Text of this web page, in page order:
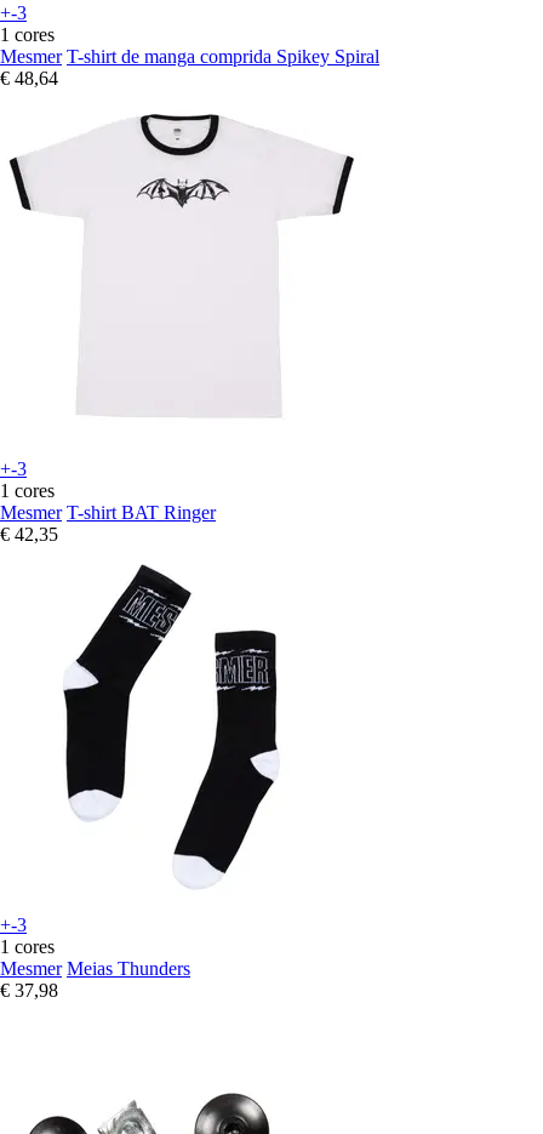
+-3
1 cores
Mesmer T-shirt de manga comprida Spikey Spiral
€ 48,64
+-3
1 cores
Mesmer T-shirt BAT Ringer
€ 42,35
+-3
1 cores
Mesmer Meias Thunders
€ 37,98